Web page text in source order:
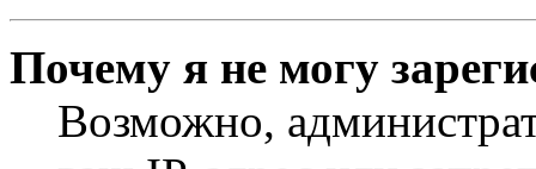
Почему я не могу
Возможно,